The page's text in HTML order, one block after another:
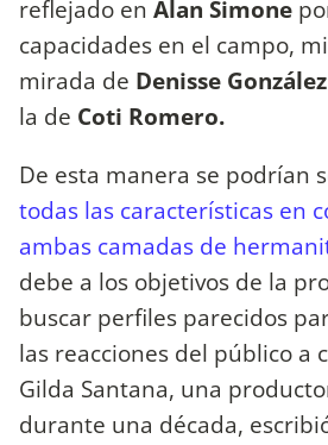
reflejado en Alan Simone
capacidades en el campo,
mirada de Denisse González
la de Coti Romero.
De esta manera se podrían
todas las características en
ambas camadas de
debe a los objetivos de la
buscar perfiles parecidos
las reacciones del público a
Gilda Santana, una
durante una década,